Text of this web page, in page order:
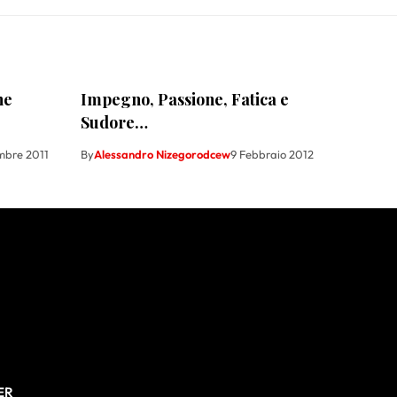
2011
Impegno, Passione, Fatica e
Sudore…
ByAlessandro Nizegorodcew9 Febbraio 2012